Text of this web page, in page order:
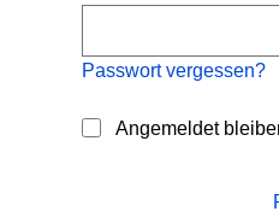
Passwort vergessen?
Angemeldet